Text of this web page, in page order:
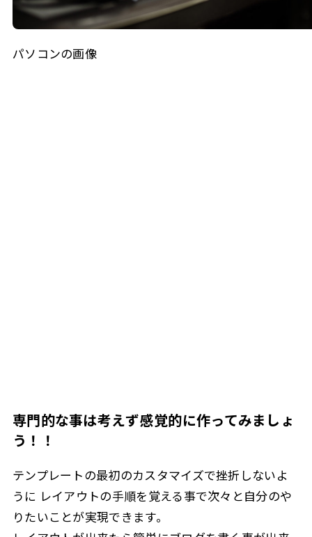
パソコンの画像
専門的な事は考えず感覚的に作ってみましょ
う！！
テンプレートの最初のカスタマイズで挫折しないよ
うに レイアウトの手順を覚える事で次々と自分のや
りたいことが実現できます。